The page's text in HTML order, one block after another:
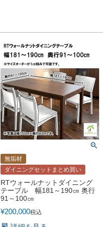
無垢材
ダイニングセットまとめ買い
RTウォールナットダイニング
テーブル 幅181～190㎝ 奥行
91～100㎝
¥200,000税込